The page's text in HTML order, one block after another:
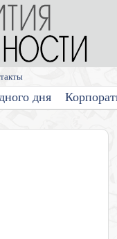
дня